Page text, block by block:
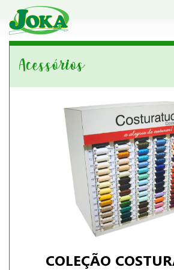
Acessórios
COLEÇÃO